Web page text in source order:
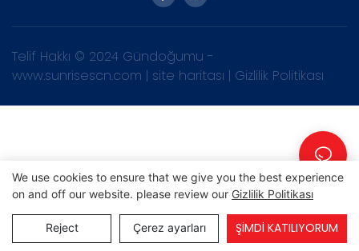
Telif Hakkı © 2024 Gündoğumu -
www.sunrisescn.com | site haritası | Gizlilik Politikası
We use cookies to ensure that we give you the best experience
on and off our website. please review our Gizlilik Politikası
Reject Çerez ayarları ŞIMDI KATILIYORUM